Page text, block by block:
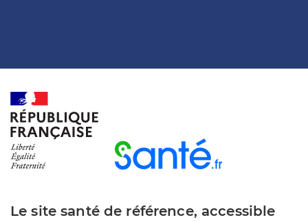
Le site santé de référence, accessible